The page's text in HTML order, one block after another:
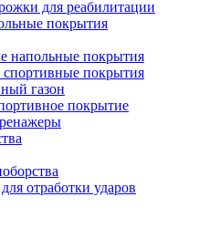
для реабилитации
покрытия
напольные покрытия
покрытия
газон
покрытие
отработки ударов